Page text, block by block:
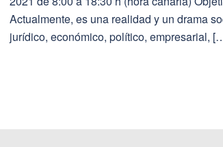
Actualmente, es una realidad y un drama
jurídico, económico, político, empresarial,